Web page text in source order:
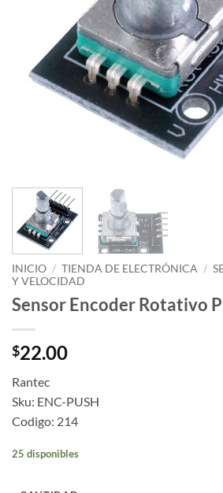
INICIO / TIENDA DE ELECTRÓNICA /
Y VELOCIDAD
Sensor Encoder Rotativo
$22.00
Rantec
Sku: ENC-PUSH
Codigo: 214
25 disponibles